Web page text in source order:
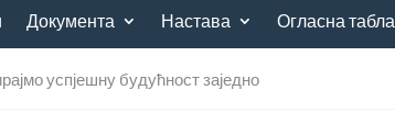
Документа Настава Огласна табла
успјешну будућност заједно